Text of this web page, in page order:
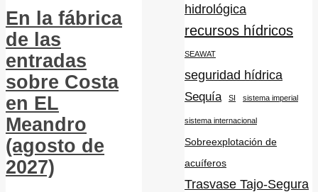
En la fábrica
de las
entradas
sobre Costa
en EL
Meandro
(agosto de
2027)
hidrológica
recursos hídricos
SEAWAT
seguridad hídrica
Sequía SI sistema imperial
sistema internacional
Sobreexplotación de
acuíferos
Trasvase Tajo-Segura